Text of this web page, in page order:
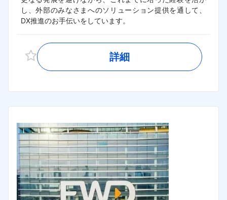
し、外部のみなさまへのソリューション提供を通して、
DX推進のお手伝いをしています。
詳細